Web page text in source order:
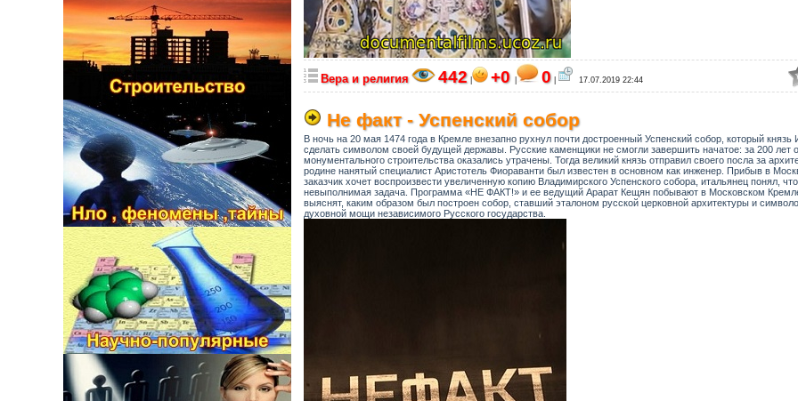
Вера и религия 442 +0 0 17.07.2019 22:44
Не факт - Успенский собор
В ночь на 20 мая 1474 года в Кремле внезапно рухнул почти достроенный Успенский собор, который
сделать символом своей будущей державы. Русские каменщики не смогли завершить начатое: за 200 лет
монументального строительства оказались утрачены. Тогда великий князь отправил своего посла за
родине нанятый специалист Аристотель Фиораванти был известен в основном как инженер. Прибыв в
заказчик хочет воспроизвести увеличенную копию Владимирского Успенского собора, итальянец понял,
невыполнимая задача. Программа «НЕ ФАКТ!» и ее ведущий Арарат Кещян побывают в Московском
выяснят, каким образом был построен собор, ставший эталоном русской церковной архитектуры и
духовной мощи независимого Русского государства.